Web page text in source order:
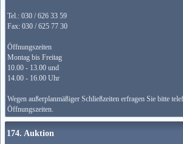
Tel.: 030 / 626 33 59
Fax: 030 / 625 77 30
Öffnungszeiten
Montag bis Freitag
10.00 - 13.00 und
14.00 - 16.00 Uhr
Wegen außerplanmäßiger Schließzeiten erfragen Sie bitte
Öffnungszeiten.
174. Auktion